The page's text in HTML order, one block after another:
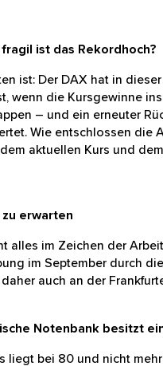
fragil ist das Rekordhoch?
ist: Der DAX hat in
jedoch erst, wenn
zuzuschnappen – und
zu teuer bewertet.
zeigen. Zwischen dem
verändern kann.
zu erwarten
alles im Zeichen der
im September
könnte es daher auch
Notenbank besitzt
liegt bei 80 und nicht